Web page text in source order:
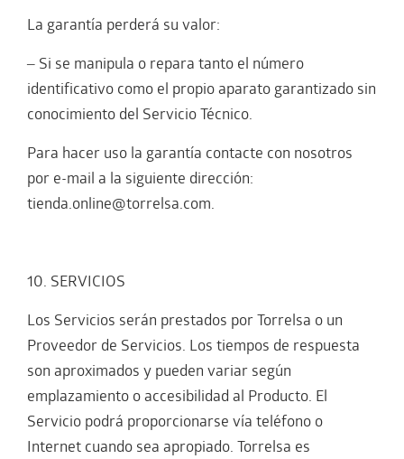
La garantía perderá su valor:
– Si se manipula o repara tanto el número
identificativo como el propio aparato garantizado sin
conocimiento del Servicio Técnico.
Para hacer uso la garantía contacte con nosotros
por e-mail a la siguiente dirección:
tienda.online@torrelsa.com.
10. SERVICIOS
Los Servicios serán prestados por Torrelsa o un
Proveedor de Servicios. Los tiempos de respuesta
son aproximados y pueden variar según
emplazamiento o accesibilidad al Producto. El
Servicio podrá proporcionarse vía teléfono o
Internet cuando sea apropiado. Torrelsa es